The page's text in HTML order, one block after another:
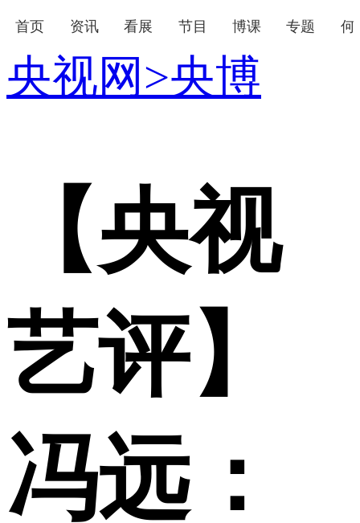
首页 资讯 看展 节目 博课 专题 何
下次自动登录
使用合作网站账号登录
央视网>央博
【央视
艺评】
冯远：